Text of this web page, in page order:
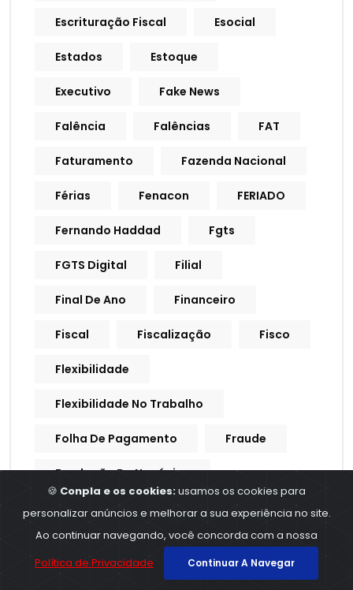
Escrituração Fiscal Esocial
Estados Estoque
Executivo Fake News
Falência Falências FAT
Faturamento Fazenda Nacional
Férias Fenacon FERIADO
Fernando Haddad Fgts
FGTS Digital Filial
Final De Ano Financeiro
Fiscal Fiscalização Fisco
Flexibilidade
Flexibilidade No Trabalho
Folha De Pagamento Fraude
Fundação De Negócios
Gamificação Ganho De Capital
GFIP Golpe
Governo
🍪 Conpla e os cookies:usamos os cookies para
personalizar anúncios e melhorar a sua experiência no site.
Ao continuar navegando, você concorda com a nossa
Política de Privacidade
Continuar A Navegar